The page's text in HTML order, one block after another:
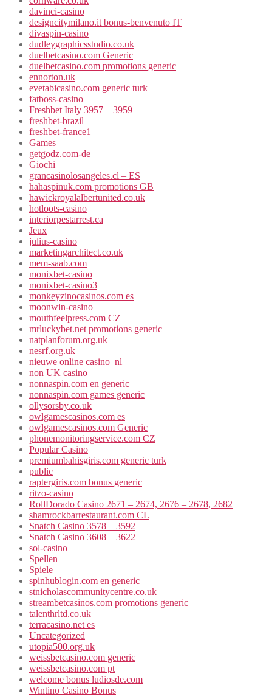
davinci-casino
designcitymilano.it bonus-benvenuto IT
divaspin-casino
dudleygraphicsstudio.co.uk
duelbetcasino.com Generic
duelbetcasino.com promotions generic
ennorton.uk
evetabicasino.com generic turk
fatboss-casino
Freshbet Italy 3957 – 3959
freshbet-brazil
freshbet-france1
Games
getgodz.com-de
Giochi
grancasinolosangeles.cl – ES
hahaspinuk.com promotions GB
hawickroyalalbertunited.co.uk
hotloots-casino
interiorpestarrest.ca
Jeux
julius-casino
marketingarchitect.co.uk
mem-saab.com
monixbet-casino
monixbet-casino3
monkeyzinocasinos.com es
moonwin-casino
mouthfeelpress.com CZ
mrluckybet.net promotions generic
natplanforum.org.uk
nesrf.org.uk
nieuwe online casino_nl
non UK casino
nonnaspin.com en generic
nonnaspin.com games generic
ollysorsby.co.uk
owlgamescasinos.com es
owlgamescasinos.com Generic
phonemonitoringservice.com CZ
Popular Casino
premiumbahisgiris.com generic turk
public
raptergiris.com bonus generic
ritzo-casino
RollDorado Casino 2671 – 2674, 2676 – 2678, 2682
shamrockbarrestaurant.com CL
Snatch Casino 3578 – 3592
Snatch Casino 3608 – 3622
sol-casino
Spellen
Spiele
spinhublogin.com en generic
stnicholascommunitycentre.co.uk
streambetcasinos.com promotions generic
talenthrltd.co.uk
terracasino.net es
Uncategorized
utopia500.org.uk
weissbetcasino.com generic
weissbetcasino.com pt
welcome bonus ludiosde.com
Wintino Casino Bonus